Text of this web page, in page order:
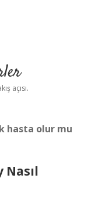
açısı.
hasta olur mu
Nasıl